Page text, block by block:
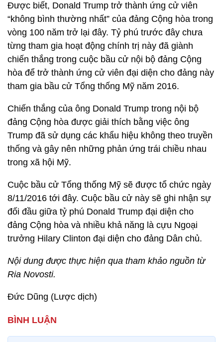
Được biết, Donald Trump trở thành ứng cử viên
“không bình thường nhất” của đảng Cộng hòa trong
vòng 100 năm trở lại đây. Tỷ phú trước đây chưa
từng tham gia hoạt động chính trị này đã giành
chiến thắng trong cuộc bầu cử nội bộ đảng Cộng
hòa để trở thành ứng cử viên đại diện cho đảng này
tham gia bầu cử Tổng thống Mỹ năm 2016.
Chiến thắng của ông Donald Trump trong nội bộ
đảng Cộng hòa được giải thích bằng việc ông
Trump đã sử dụng các khẩu hiệu không theo truyền
thống và gây nên những phản ứng trái chiều nhau
trong xã hội Mỹ.
Cuộc bầu cử Tổng thống Mỹ sẽ được tổ chức ngày
8/11/2016 tới đây. Cuộc bầu cử này sẽ ghi nhận sự
đối đầu giữa tỷ phú Donald Trump đại diện cho
đảng Cộng hòa và nhiều khả năng là cựu Ngoại
trưởng Hilary Clinton đại diện cho đảng Dân chủ.
Nội dung được thực hiện qua tham khảo nguồn từ
Ria Novosti.
Đức Dũng (Lược dịch)